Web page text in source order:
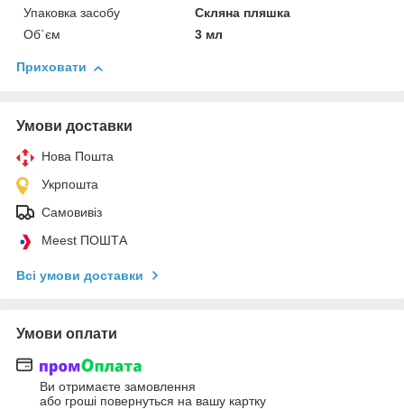
Упаковка засобу
Скляна пляшка
Об`єм
3 мл
Приховати
Умови доставки
Нова Пошта
Укрпошта
Самовивіз
Meest ПОШТА
Всі умови доставки
Умови оплати
Ви отримаєте замовлення
або гроші повернуться на вашу картку